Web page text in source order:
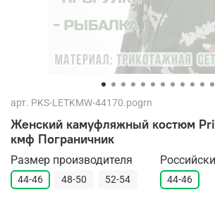
арт. PKS-LETKMW-44170.pogrn
Женский камуфляжный костюм
кмф Пограничник
Размер производителя
44-46 48-50 52-54 44-46